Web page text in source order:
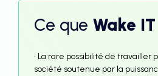
Ce que Wake
• La rare possibilité de travailler
société soutenue par la